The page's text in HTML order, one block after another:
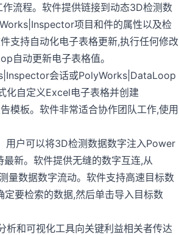
流程。软件提供链接到动态3D检测数
项目和件的属性以及检
支持自动化电子表格更新,执行任何修改
自动更新电子表格值。
会话或PolyWorks|DataLoop
化自定义Excel电子表格并创建
模板。软件非常适合协作团队工作,使用
用户可以将3D检测数据数字注入Power
新。软件提供无缝的数字互连,从
数据数字流动。软件支持高速目标数
要检索的数据,然后单击导入目标数
和可视化工具向关键利益相关者传达